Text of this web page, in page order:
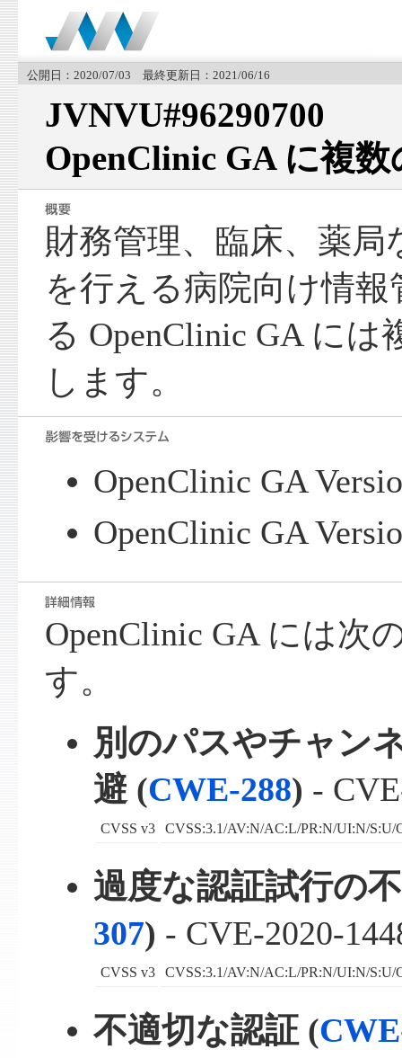
公開日：2020/07/03 最終更新日：2021/06/16
JVNVU#96290700
OpenClinic GA に複数
財務管理、臨床、薬
を行える病院向け情
る OpenClinic GA に
します。
OpenClinic GA
OpenClinic GA
OpenClinic GA には次
す。
別のパスやチャン
避 (CWE-288) -
CVSS v3 CVSS:3.1/AV:N/AC:L/PR:N/UI:N/
過度な認証試行の
307) - CVE-2020-
CVSS v3 CVSS:3.1/AV:N/AC:L/PR:N/UI:N/
不適切な認証 (